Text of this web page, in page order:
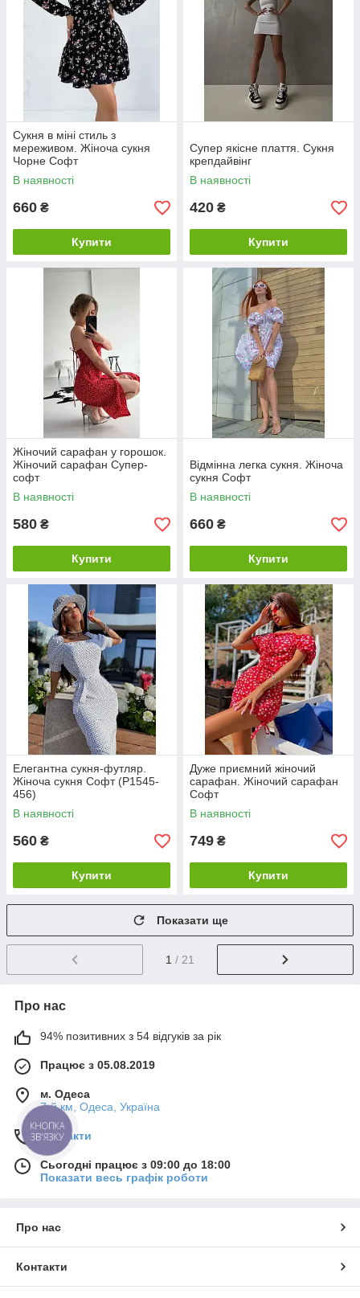
Сукня в міні стиль з
мереживом. Жіноча сукня
Чорне Софт
В наявності
660 ₴
Купити
Супер якісне плаття. Сукня
крепдайвінг
В наявності
420 ₴
Купити
Жіночий сарафан у горошок.
Жіночий сарафан Супер-
софт
В наявності
580 ₴
Купити
Відмінна легка сукня. Жіноча
сукня Софт
В наявності
660 ₴
Купити
Елегантна сукня-футляр.
Жіноча сукня Софт (Р1545-
456)
В наявності
560 ₴
Купити
Дуже приємний жіночий
сарафан. Жіночий сарафан
Софт
В наявності
749 ₴
Купити
Показати ще
1 / 21
Про нас
94% позитивних з 54 відгуків за рік
Працює з 05.08.2019
м. Одеса
7-й км, Одеса, Україна
Контакти
Сьогодні працює з 09:00 до 18:00
Показати весь графік роботи
Про нас
Контакти
КНОПКА
ЗВ'ЯЗКУ